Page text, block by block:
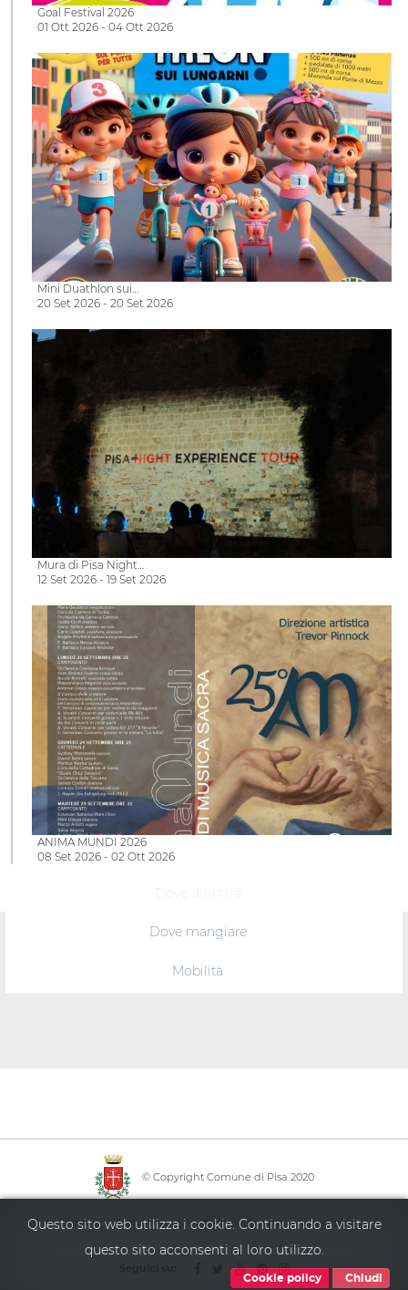
Goal Festival 2026
01 Ott 2026 - 04 Ott 2026
Mini Duathlon sui…
20 Set 2026 - 20 Set 2026
Mura di Pisa Night…
12 Set 2026 - 19 Set 2026
ANIMA MUNDI 2026
08 Set 2026 - 02 Ott 2026
Dove mangiare
Mobilità
© Copyright Comune di Pisa 2020
Info point·Policy privacy ·Mappa del sito·Accessibilità
Questo sito web utilizza i cookie. Continuando a visitare
questo sito acconsenti al loro utilizzo.
Cookie policy Chiudi